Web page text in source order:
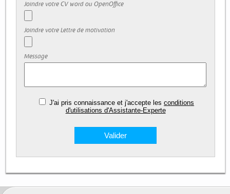
Joindre votre CV word ou OpenOffice
Joindre votre Lettre de motivation
Message
J'ai pris connaissance et j'accepte lesconditions
d'utilisations d'Assistante-Experte